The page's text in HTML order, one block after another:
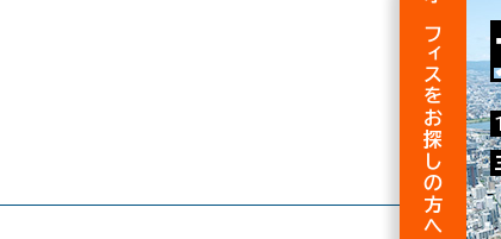
オフィスをお探しの方へ